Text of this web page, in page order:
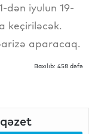
dən iyulun 19-
keçiriləcək.
aparacaq.
Baxılıb: 458 dəfə